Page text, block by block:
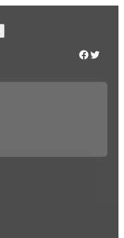
Facebook Twitter